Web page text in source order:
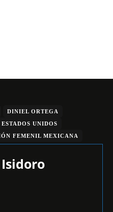
DINIEL ORTEGA
UNIDOS
FEMENIL MEXICANA